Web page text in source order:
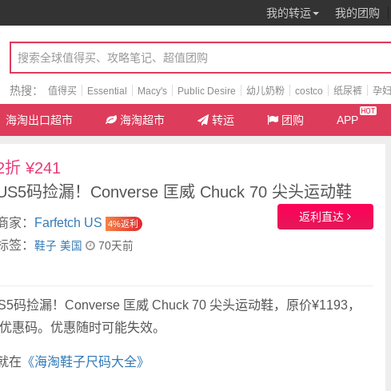
我的转运 我的团购
热搜： 值得买 Essential Macy's Public Desire 幼儿奶粉 costco 纸尿裤 孕妇
海淘出口超市 海淘超市 转运 团购 APP
折 ¥241
码捡漏！Converse 匡威 Chuck 70 尖头运动鞋
返利直达
家： Farfetch US 4%返利
签：鞋子 美国 70天前
码捡漏！Converse 匡威 Chuck 70 尖头运动鞋，原价¥1193，
惠码。优惠随时可能失效。
在 《海淘鞋子尺码大全》